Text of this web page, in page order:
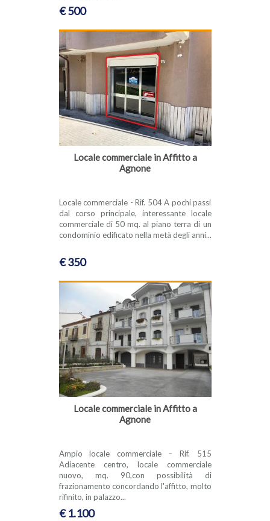
€ 500
Locale commerciale in Affitto a
Agnone
Locale commerciale - Rif. 504 A pochi passi
dal corso principale, interessante locale
commerciale di 50 mq. al piano terra di un
condominio edificato nella metà degli anni...
€ 350
Locale commerciale in Affitto a
Agnone
Ampio locale commerciale – Rif. 515
Adiacente centro, locale commerciale
nuovo, mq. 90,con possibilità di
frazionamento concordando l'affitto, molto
rifinito, in palazzo...
€ 1.100